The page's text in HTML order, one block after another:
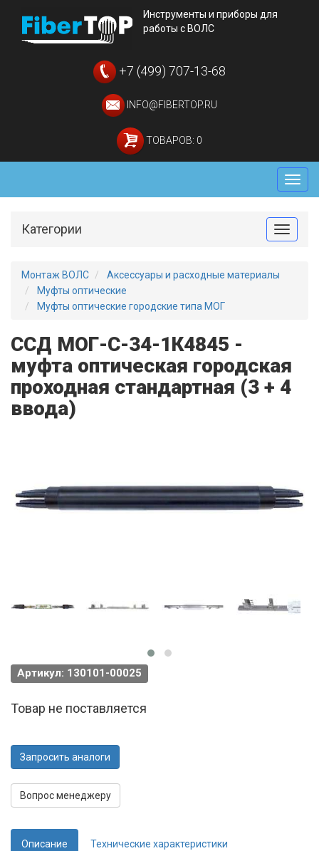
Инструменты и приборы для
работы с ВОЛС
+7 (499) 707-13-68
INFO@FIBERTOP.RU
ТОВАРОВ: 0
Меню
Toggle
Категории
Монтаж ВОЛС
Аксессуары и расходные материалы
Муфты оптические
Муфты оптические городские типа МОГ
ССД МОГ-С-34-1К4845 -
муфта оптическая городская
проходная стандартная (3 + 4
ввода)
Артикул: 130101-00025
Товар не поставляется
Запросить аналоги
Вопрос менеджеру
Описание Технические характеристики